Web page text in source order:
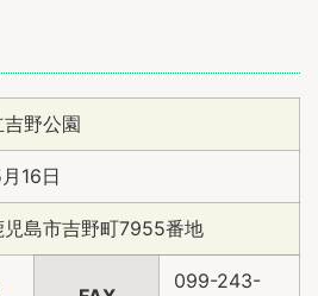
野公園
16日
児島市吉野町7955番地
099-243-